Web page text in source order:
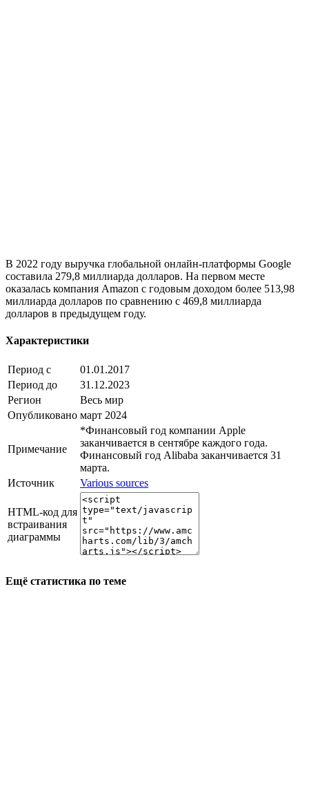
В 2022 году выручка глобальной онлайн-платформы Google
составила 279,8 миллиарда долларов. На первом месте
оказалась компания Amazon с годовым доходом более 513,98
миллиарда долларов по сравнению с 469,8 миллиарда
долларов в предыдущем году.
Характеристики
Период с
01.01.2017
Период до
31.12.2023
Регион
Весь мир
Опубликовано март 2024
Примечание
*Финансовый год компании Apple
заканчивается в сентябре каждого года.
Финансовый год Alibaba заканчивается 31
марта.
Источник
Various sources
HTML-код для
встраивания
диаграммы
Ещё статистика по теме